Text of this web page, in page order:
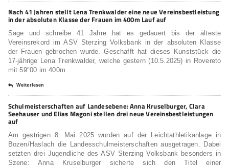
Nach 41 Jahren stellt Lena Trenkwalder eine neue Vereinsbestleistung
in der absoluten Klasse der Frauen im 400m Lauf auf
Sage und schreibe 41 Jahre hat es gedauert bis der älteste
Vereinsrekord im ASV Sterzing Volksbank in der absoluten Klasse
der Frauen gebrochen wurde. Geschafft hat dieses Kunststück die
17-jährige Lena Trenkwalder, welche gestern (10.5.2025) in Rovereto
mit 59″00 im 400m
Weiterlesen
Schulmeisterschaften auf Landesebene: Anna Kruselburger, Clara
Seehauser und Elias Magoni stellen drei neue Vereinsbestleistungen
auf
Am gestrigen 8. Mai 2025 wurden auf der Leichtathletikanlage in
Bozen/Haslach die Landesschulmeisterschaften ausgetragen. Dabei
setzten drei Jugendliche des ASV Sterzing Volksbank besonders in
Szene: Anna Kruselburger sicherte sich den Titel einer